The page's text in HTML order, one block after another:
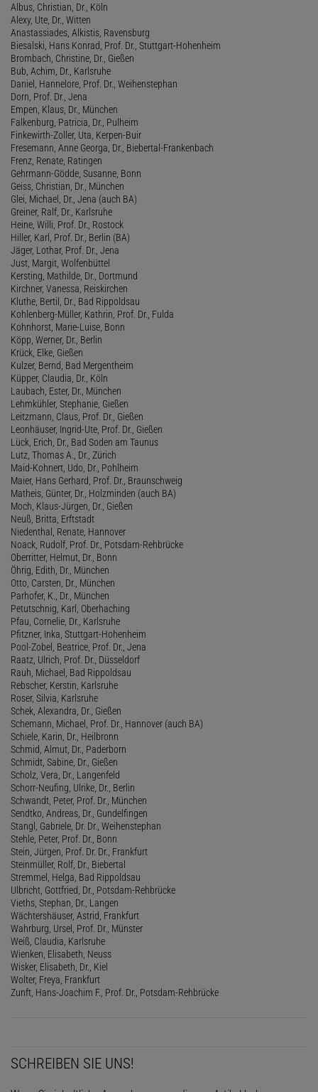
Albus, Christian, Dr., Köln
Alexy, Ute, Dr., Witten
Anastassiades, Alkistis, Ravensburg
Biesalski, Hans Konrad, Prof. Dr., Stuttgart-Hohenheim
Brombach, Christine, Dr., Gießen
Bub, Achim, Dr., Karlsruhe
Daniel, Hannelore, Prof. Dr., Weihenstephan
Dorn, Prof. Dr., Jena
Empen, Klaus, Dr., München
Falkenburg, Patricia, Dr., Pulheim
Finkewirth-Zoller, Uta, Kerpen-Buir
Fresemann, Anne Georga, Dr., Biebertal-Frankenbach
Frenz, Renate, Ratingen
Gehrmann-Gödde, Susanne, Bonn
Geiss, Christian, Dr., München
Glei, Michael, Dr., Jena (auch BA)
Greiner, Ralf, Dr., Karlsruhe
Heine, Willi, Prof. Dr., Rostock
Hiller, Karl, Prof. Dr., Berlin (BA)
Jäger, Lothar, Prof. Dr., Jena
Just, Margit, Wolfenbüttel
Kersting, Mathilde, Dr., Dortmund
Kirchner, Vanessa, Reiskirchen
Kluthe, Bertil, Dr., Bad Rippoldsau
Kohlenberg-Müller, Kathrin, Prof. Dr., Fulda
Kohnhorst, Marie-Luise, Bonn
Köpp, Werner, Dr., Berlin
Krück, Elke, Gießen
Kulzer, Bernd, Bad Mergentheim
Küpper, Claudia, Dr., Köln
Laubach, Ester, Dr., München
Lehmkühler, Stephanie, Gießen
Leitzmann, Claus, Prof. Dr., Gießen
Leonhäuser, Ingrid-Ute, Prof. Dr., Gießen
Lück, Erich, Dr., Bad Soden am Taunus
Lutz, Thomas A., Dr., Zürich
Maid-Kohnert, Udo, Dr., Pohlheim
Maier, Hans Gerhard, Prof. Dr., Braunschweig
Matheis, Günter, Dr., Holzminden (auch BA)
Moch, Klaus-Jürgen, Dr., Gießen
Neuß, Britta, Erftstadt
Niedenthal, Renate, Hannover
Noack, Rudolf, Prof. Dr., Potsdam-Rehbrücke
Oberritter, Helmut, Dr., Bonn
Öhrig, Edith, Dr., München
Otto, Carsten, Dr., München
Parhofer, K., Dr., München
Petutschnig, Karl, Oberhaching
Pfau, Cornelie, Dr., Karlsruhe
Pfitzner, Inka, Stuttgart-Hohenheim
Pool-Zobel, Beatrice, Prof. Dr., Jena
Raatz, Ulrich, Prof. Dr., Düsseldorf
Rauh, Michael, Bad Rippoldsau
Rebscher, Kerstin, Karlsruhe
Roser, Silvia, Karlsruhe
Schek, Alexandra, Dr., Gießen
Schemann, Michael, Prof. Dr., Hannover (auch BA)
Schiele, Karin, Dr., Heilbronn
Schmid, Almut, Dr., Paderborn
Schmidt, Sabine, Dr., Gießen
Scholz, Vera, Dr., Langenfeld
Schorr-Neufing, Ulrike, Dr., Berlin
Schwandt, Peter, Prof. Dr., München
Sendtko, Andreas, Dr., Gundelfingen
Stangl, Gabriele, Dr. Dr., Weihenstephan
Stehle, Peter, Prof. Dr., Bonn
Stein, Jürgen, Prof. Dr. Dr., Frankfurt
Steinmüller, Rolf, Dr., Biebertal
Stremmel, Helga, Bad Rippoldsau
Ulbricht, Gottfried, Dr., Potsdam-Rehbrücke
Vieths, Stephan, Dr., Langen
Wächtershäuser, Astrid, Frankfurt
Wahrburg, Ursel, Prof. Dr., Münster
Weiß, Claudia, Karlsruhe
Wienken, Elisabeth, Neuss
Wisker, Elisabeth, Dr., Kiel
Wolter, Freya, Frankfurt
Zunft, Hans-Joachim F., Prof. Dr., Potsdam-Rehbrücke
SCHREIBEN SIE UNS!